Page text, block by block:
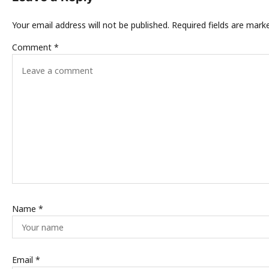
Your email address will not be published. Required fields are
Comment *
Name *
Email *